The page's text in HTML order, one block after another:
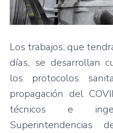
Los trabajos, que
días, se desarrollan
los protocolos
propagación del
técnicos e
Superintendencias